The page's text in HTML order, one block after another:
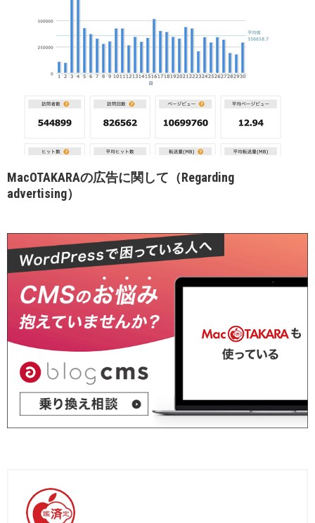
MacOTAKARAの広告に関して（Regarding
advertising）